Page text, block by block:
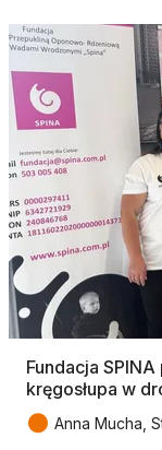
Fundacja
kręgosłupa w
● Anna Mucha,